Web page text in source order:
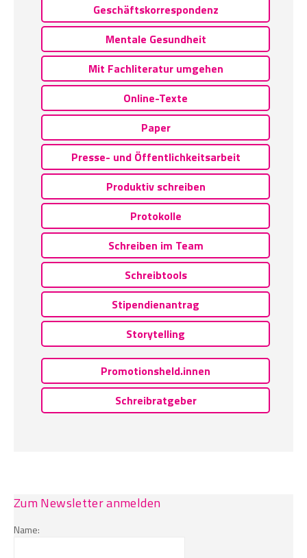
Geschäftskorrespondenz
Mentale Gesundheit
Mit Fachliteratur umgehen
Online-Texte
Paper
Presse- und Öffentlichkeitsarbeit
Produktiv schreiben
Protokolle
Schreiben im Team
Schreibtools
Stipendienantrag
Storytelling
Promotionsheld.innen
Schreibratgeber
Zum Newsletter anmelden
Name: